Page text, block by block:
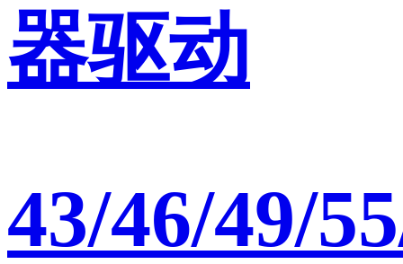
器驱动
43/46/49/